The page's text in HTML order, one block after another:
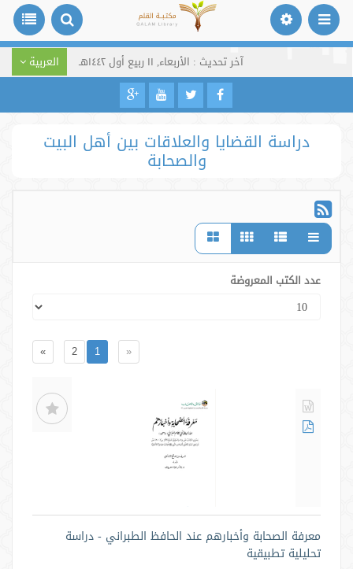
آخر تحديث : الأربعاء, ١١ ربيع أول ١٤٤٢هـ العربية
دراسة القضايا والعلاقات بين أهل البيت
والصحابة
عدد الكتب المعروضة
«
1
2
»
معرفة الصحابة وأخبارهم عند الحافظ الطبراني - دراسة
تحليلية تطبيقية